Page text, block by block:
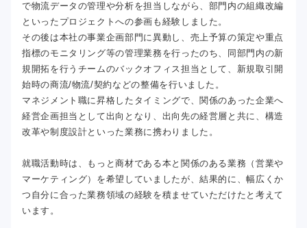
で物流データの管理や分析を担当しながら、部門内の組織改編
といったプロジェクトへの参画も経験しました。
その後は本社の事業企画部門に異動し、売上予算の策定や重点
指標のモニタリング等の管理業務を行ったのち、同部門内の新
規開拓を行うチームのバックオフィス担当として、新規取引開
始時の商流/物流/契約などの整備を行いました。
マネジメント職に昇格したタイミングで、関係のあった企業へ
経営企画担当として出向となり、出向先の経営層と共に、構造
改革や制度設計といった業務に携わりました。
就職活動時は、もっと商材である本と関係のある業務（営業や
マーケティング）を希望していましたが、結果的に、幅広くか
つ自分に合った業務領域の経験を積ませていただけたと考えて
います。